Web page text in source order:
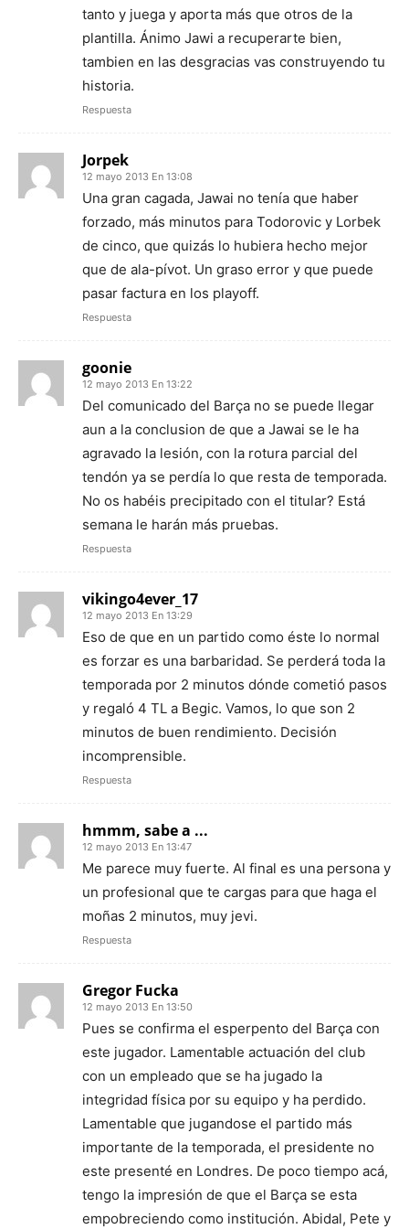
tanto y juega y aporta más que otros de la
plantilla. Ánimo Jawi a recuperarte bien,
tambien en las desgracias vas construyendo tu
historia.
Respuesta
Jorpek
12 mayo 2013 En 13:08
Una gran cagada, Jawai no tenía que haber
forzado, más minutos para Todorovic y Lorbek
de cinco, que quizás lo hubiera hecho mejor
que de ala-pívot. Un graso error y que puede
pasar factura en los playoff.
Respuesta
goonie
12 mayo 2013 En 13:22
Del comunicado del Barça no se puede llegar
aun a la conclusion de que a Jawai se le ha
agravado la lesión, con la rotura parcial del
tendón ya se perdía lo que resta de temporada.
No os habéis precipitado con el titular? Está
semana le harán más pruebas.
Respuesta
vikingo4ever_17
12 mayo 2013 En 13:29
Eso de que en un partido como éste lo normal
es forzar es una barbaridad. Se perderá toda la
temporada por 2 minutos dónde cometió pasos
y regaló 4 TL a Begic. Vamos, lo que son 2
minutos de buen rendimiento. Decisión
incomprensible.
Respuesta
hmmm, sabe a ...
12 mayo 2013 En 13:47
Me parece muy fuerte. Al final es una persona y
un profesional que te cargas para que haga el
moñas 2 minutos, muy jevi.
Respuesta
Gregor Fucka
12 mayo 2013 En 13:50
Pues se confirma el esperpento del Barça con
este jugador. Lamentable actuación del club
con un empleado que se ha jugado la
integridad física por su equipo y ha perdido.
Lamentable que jugandose el partido más
importante de la temporada, el presidente no
este presenté en Londres. De poco tiempo acá,
tengo la impresión de que el Barça se esta
empobreciendo como institución. Abidal, Pete y